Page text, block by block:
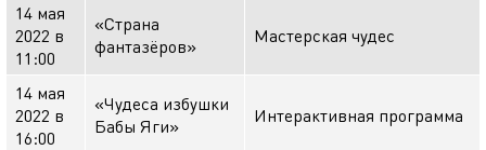
14 мая
2022 в
11:00
«Страна
фантазёров»
Мастерская чудес
14 мая
2022 в
16:00
«Чудеса избушки
Бабы Яги»
Интерактивная программа